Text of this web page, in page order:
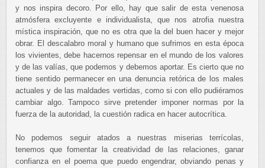
y nos inspira decoro. Por ello, hay que salir de esta venenosa
atmósfera excluyente e individualista, que nos atrofia nuestra
mística inspiración, que no es otra que la del buen hacer y mejor
obrar. El descalabro moral y humano que sufrimos en esta época
los vivientes, debe hacernos repensar en el mundo de los valores
y de las valías, que podemos y debemos aportar. Es cierto que no
tiene sentido permanecer en una denuncia retórica de los males
actuales y de las maldades vertidas, como si con ello pudiéramos
cambiar algo. Tampoco sirve pretender imponer normas por la
fuerza de la autoridad, la cuestión radica en hacer autocrítica.
No podemos seguir atados a nuestras miserias terrícolas,
tenemos que fomentar la creatividad de las relaciones, ganar
confianza en el poema que puedo engendrar, obviando penas y